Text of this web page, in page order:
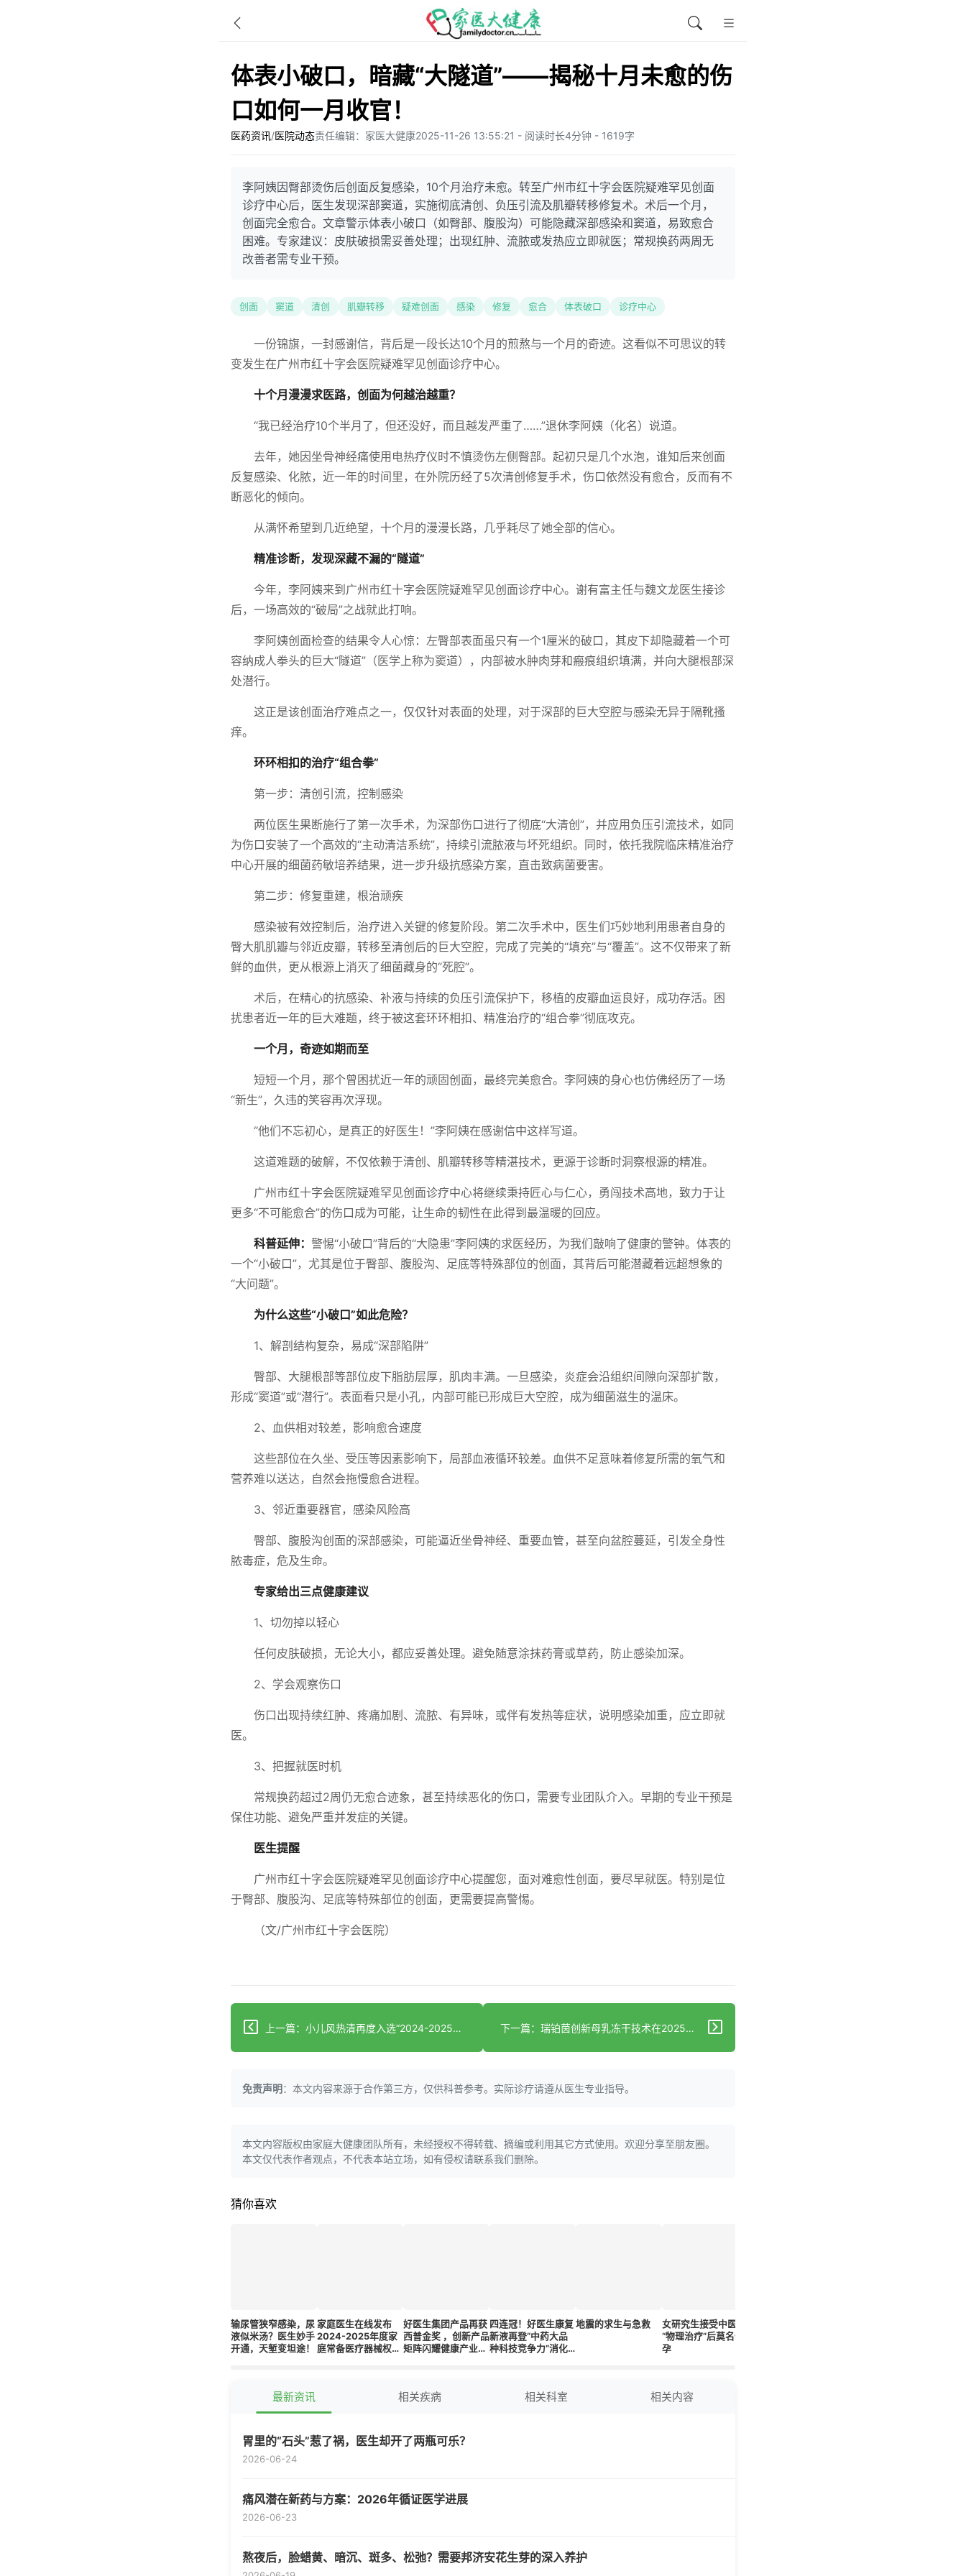
体表小破口，暗藏“大隧道”——揭秘十月未愈的伤
口如何一月收官！
医药资讯/医院动态责任编辑：家医大健康2025-11-26 13:55:21 - 阅读时长4分钟 - 1619字
李阿姨因臀部烫伤后创面反复感染，10个月治疗未愈。转至广州市红十字会医院疑难罕见创面
诊疗中心后，医生发现深部窦道，实施彻底清创、负压引流及肌瓣转移修复术。术后一个月，
创面完全愈合。文章警示体表小破口（如臀部、腹股沟）可能隐藏深部感染和窦道，易致愈合
困难。专家建议：皮肤破损需妥善处理；出现红肿、流脓或发热应立即就医；常规换药两周无
改善者需专业干预。
创面 窦道 清创 肌瓣转移 疑难创面 感染 修复 愈合 体表破口 诊疗中心
一份锦旗，一封感谢信，背后是一段长达10个月的煎熬与一个月的奇迹。这看似不可思议的转
变发生在广州市红十字会医院疑难罕见创面诊疗中心。
十个月漫漫求医路，创面为何越治越重？
“我已经治疗10个半月了，但还没好，而且越发严重了……”退休李阿姨（化名）说道。
去年，她因坐骨神经痛使用电热疗仪时不慎烫伤左侧臀部。起初只是几个水泡，谁知后来创面
反复感染、化脓，近一年的时间里，在外院历经了5次清创修复手术，伤口依然没有愈合，反而有不
断恶化的倾向。
从满怀希望到几近绝望，十个月的漫漫长路，几乎耗尽了她全部的信心。
精准诊断，发现深藏不漏的“隧道”
今年，李阿姨来到广州市红十字会医院疑难罕见创面诊疗中心。谢有富主任与魏文龙医生接诊
后，一场高效的“破局”之战就此打响。
李阿姨创面检查的结果令人心惊：左臀部表面虽只有一个1厘米的破口，其皮下却隐藏着一个可
容纳成人拳头的巨大“隧道”（医学上称为窦道），内部被水肿肉芽和瘢痕组织填满，并向大腿根部深
处潜行。
这正是该创面治疗难点之一，仅仅针对表面的处理，对于深部的巨大空腔与感染无异于隔靴搔
痒。
环环相扣的治疗“组合拳”
第一步：清创引流，控制感染
两位医生果断施行了第一次手术，为深部伤口进行了彻底“大清创”，并应用负压引流技术，如同
为伤口安装了一个高效的“主动清洁系统”，持续引流脓液与坏死组织。同时，依托我院临床精准治疗
中心开展的细菌药敏培养结果，进一步升级抗感染方案，直击致病菌要害。
第二步：修复重建，根治顽疾
感染被有效控制后，治疗进入关键的修复阶段。第二次手术中，医生们巧妙地利用患者自身的
臀大肌肌瓣与邻近皮瓣，转移至清创后的巨大空腔，完成了完美的“填充”与“覆盖”。这不仅带来了新
鲜的血供，更从根源上消灭了细菌藏身的“死腔”。
术后，在精心的抗感染、补液与持续的负压引流保护下，移植的皮瓣血运良好，成功存活。困
扰患者近一年的巨大难题，终于被这套环环相扣、精准治疗的“组合拳”彻底攻克。
一个月，奇迹如期而至
短短一个月，那个曾困扰近一年的顽固创面，最终完美愈合。李阿姨的身心也仿佛经历了一场
“新生”，久违的笑容再次浮现。
“他们不忘初心，是真正的好医生！”李阿姨在感谢信中这样写道。
这道难题的破解，不仅依赖于清创、肌瓣转移等精湛技术，更源于诊断时洞察根源的精准。
广州市红十字会医院疑难罕见创面诊疗中心将继续秉持匠心与仁心，勇闯技术高地，致力于让
更多“不可能愈合”的伤口成为可能，让生命的韧性在此得到最温暖的回应。
科普延伸： 警惕“小破口”背后的“大隐患”李阿姨的求医经历，为我们敲响了健康的警钟。体表的
一个“小破口”，尤其是位于臀部、腹股沟、足底等特殊部位的创面，其背后可能潜藏着远超想象的
“大问题”。
为什么这些“小破口”如此危险？
1、解剖结构复杂，易成“深部陷阱”
臀部、大腿根部等部位皮下脂肪层厚，肌肉丰满。一旦感染，炎症会沿组织间隙向深部扩散，
形成“窦道”或“潜行”。表面看只是小孔，内部可能已形成巨大空腔，成为细菌滋生的温床。
2、血供相对较差，影响愈合速度
这些部位在久坐、受压等因素影响下，局部血液循环较差。血供不足意味着修复所需的氧气和
营养难以送达，自然会拖慢愈合进程。
3、邻近重要器官，感染风险高
臀部、腹股沟创面的深部感染，可能逼近坐骨神经、重要血管，甚至向盆腔蔓延，引发全身性
脓毒症，危及生命。
专家给出三点健康建议
1、切勿掉以轻心
任何皮肤破损，无论大小，都应妥善处理。避免随意涂抹药膏或草药，防止感染加深。
2、学会观察伤口
伤口出现持续红肿、疼痛加剧、流脓、有异味，或伴有发热等症状，说明感染加重，应立即就
医。
3、把握就医时机
常规换药超过2周仍无愈合迹象，甚至持续恶化的伤口，需要专业团队介入。早期的专业干预是
保住功能、避免严重并发症的关键。
医生提醒
广州市红十字会医院疑难罕见创面诊疗中心提醒您，面对难愈性创面，要尽早就医。特别是位
于臀部、腹股沟、足底等特殊部位的创面，更需要提高警惕。
（文/广州市红十字会医院）
上一篇：小儿风热清再度入选“2024-2025家庭常备药上榜品牌”，中药退热抗病毒获认可 下一篇：瑞铂茵创新母乳冻干技术在2025广东省营养学会儿童临床营养分会学术年会上引热议，可助力破解母乳喂养保存难题！
免责声明：本文内容来源于合作第三方，仅供科普参考。实际诊疗请遵从医生专业指导。
本文内容版权由家庭大健康团队所有，未经授权不得转载、摘编或利用其它方式使用。欢迎分享至朋友圈。
本文仅代表作者观点，不代表本站立场，如有侵权请联系我们删除。
猜你喜欢
输尿管狭窄感染，尿
液似米汤？医生妙手
开通，天堑变坦途！
家庭医生在线发布
2024-2025年度家
庭常备医疗器械权威
好医生集团产品再获
西普金奖 ，创新产品
矩阵闪耀健康产业盛
四连冠！好医生康复
新液再登“中药大品
种科技竞争力”消化
地震的求生与急救
女研究生接受中医师
“物理治疗”后莫名怀
孕
最新资讯 相关疾病 相关科室 相关内容
胃里的“石头”惹了祸，医生却开了两瓶可乐？
2026-06-24
痛风潜在新药与方案：2026年循证医学进展
2026-06-23
熬夜后，脸蜡黄、暗沉、斑多、松弛？需要邦济安花生芽的深入养护